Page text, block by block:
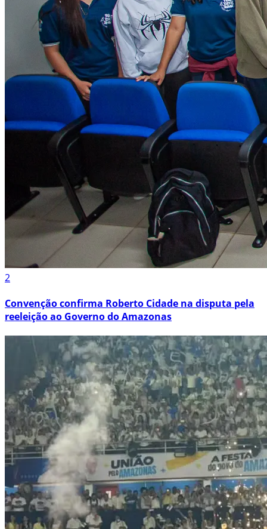
2
Convenção confirma Roberto Cidade na disputa pela
reeleição ao Governo do Amazonas